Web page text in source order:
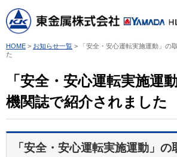
HOME > お知らせ一覧 > 「安全・安心運転実施運動」の
た
「安全・安心運転実施運
機関誌で紹介されました
「安全・安心運転実施運動」